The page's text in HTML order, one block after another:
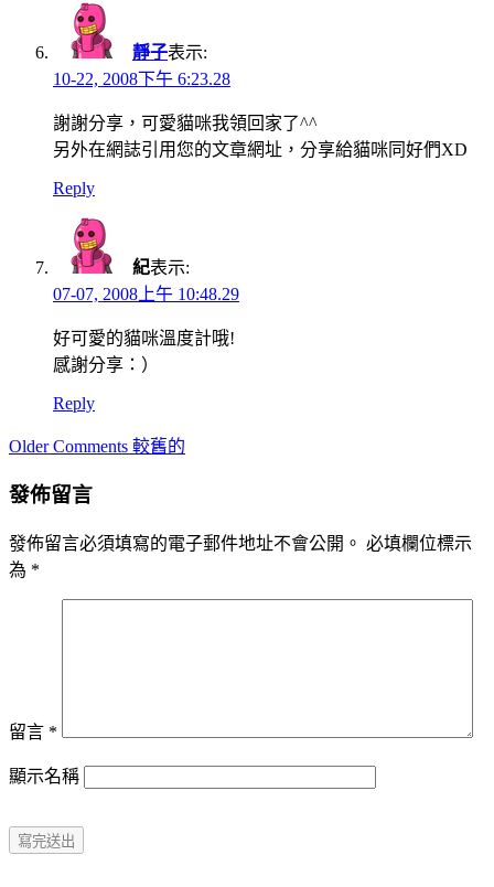
靜子表示:
10-22, 2008下午 6:23.28
謝謝分享，可愛貓咪我領回家了^^
另外在網誌引用您的文章網址，分享給貓咪同好們XD
Reply
紀表示:
07-07, 2008上午 10:48.29
好可愛的貓咪溫度計哦!
感謝分享：）
Reply
Comment
Older Comments 較舊的
發佈留言
發佈留言必須填寫的電子郵件地址不會公開。 必填欄位標示
為 *
留言 *
顯示名稱